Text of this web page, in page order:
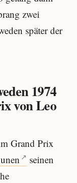
zwei
später der
1974
von Leo
Grand Prix
seinen